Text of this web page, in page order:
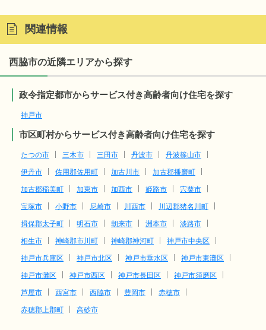
関連情報
西脇市の近隣エリアから探す
政令指定都市からサービス付き高齢者向け住宅を探す
神戸市
市区町村からサービス付き高齢者向け住宅を探す
たつの市 三木市 三田市 丹波市
丹波篠山市
伊丹市
佐用郡佐用町 加古川市
加古郡播磨町
加古郡稲美町
加東市 加西市 姫路市
宍粟市
宝塚市
小野市 尼崎市 川西市
川辺郡猪名川町
揖保郡太子町
明石市 朝来市 洲本市
淡路市
相生市
神崎郡市川町 神崎郡神河町
神戸市中央区
神戸市兵庫区
神戸市北区 神戸市垂水区
神戸市東灘区
神戸市灘区
神戸市西区 神戸市長田区
神戸市須磨区
芦屋市
西宮市 西脇市 豊岡市
赤穂市
赤穂郡上郡町
高砂市